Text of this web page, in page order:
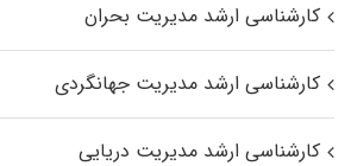
کارشناسی ارشد مدیریت بحران
کارشناسی ارشد مدیریت جهانگردی
کارشناسی ارشد مدیریت دریایی